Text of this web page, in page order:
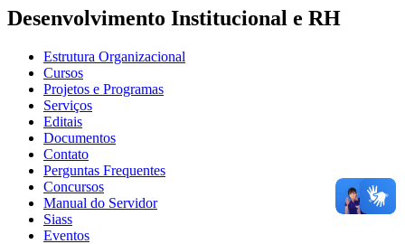
Desenvolvimento Institucional e RH
Estrutura Organizacional
Cursos
Projetos e Programas
Serviços
Editais
Documentos
Contato
Perguntas Frequentes
Concursos
Manual do Servidor
Siass
Eventos